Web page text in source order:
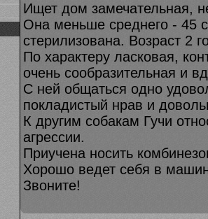
Ищет дом замечательная,
Она меньше среднего - 45
стерилизована. Возраст 2
По характеру ласковая,
очень сообразительная и
С ней общаться одно
покладистый нрав и
К другим собакам Гучи
агрессии.
Приучена носить
Хорошо ведет себя в
Звоните!